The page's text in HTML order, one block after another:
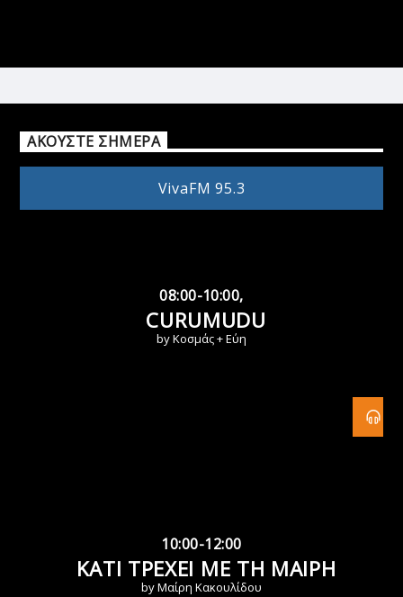
ΑΚΟΥΣΤΕ ΣΗΜΕΡΑ
VivaFM 95.3
08:00-10:00,
CURUMUDU
by Κοσμάς + Εύη
10:00-12:00
ΚΑΤΙ ΤΡΕΧΕΙ ΜΕ ΤΗ ΜΑΙΡΗ
by Μαίρη Κακουλίδου